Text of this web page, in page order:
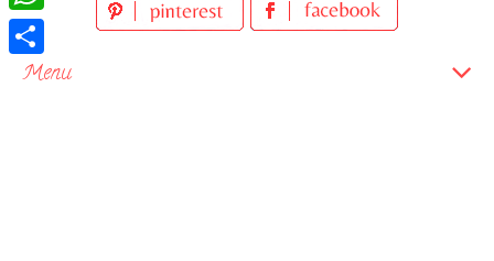
Menu
WhatsApp
Teilen